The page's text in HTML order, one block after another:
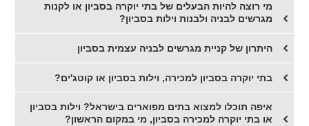
מי רוצה להיות הבעלים של בתי יוקרה בסביון או לקנות
מגרשים לבניה ולבנות וילות בסביון?
היתרון של קניית מגרשים לבניה עצמית בסביון
בתי יוקרה בסביון למכירה, וילות בסביון או קוטג'ים?
איפה תוכלו למצוא בתים מפוארים בישראל? וילות בסביון
או בתי יוקרה למכירה בסביון, מי במקום הראשון?